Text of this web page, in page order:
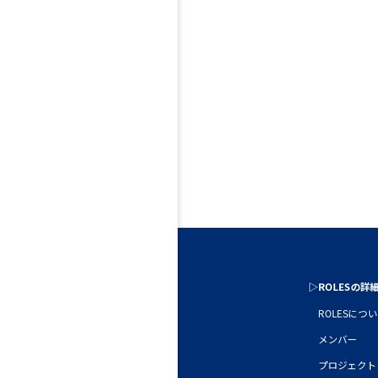
▷ROLESの詳細
ROLESにつ
メンバー
プロジェク